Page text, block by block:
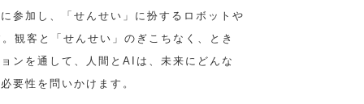
参加し、「せんせい」に扮するロボットや
観客と「せんせい」のぎこちなく、とき
ンを通して、人間とAIは、未来にどんな
要性を問いかけます。